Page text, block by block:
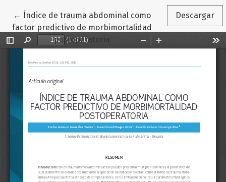
← Volver a los detalles del artículo
Índice de trauma abdominal como
factor predictivo de morbimortalidad
postoperatoria
Descargar